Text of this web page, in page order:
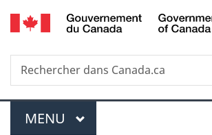
Passer
au
principal
Passer
à
Au
du
Passer
à
version
simplifiée
Recherche
Rechercher
dans
Menu
MENU PRINCIPAL